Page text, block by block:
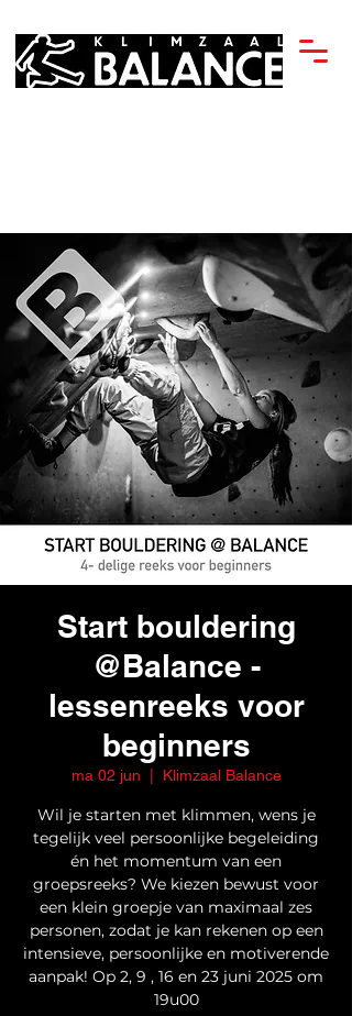
Start bouldering
@Balance -
lessenreeks voor
beginners
ma 02 jun Klimzaal Balance
Wil je starten met klimmen, wens je
tegelijk veel persoonlijke begeleiding
én het momentum van een
groepsreeks? We kiezen bewust voor
een klein groepje van maximaal zes
personen, zodat je kan rekenen op een
intensieve, persoonlijke en motiverende
aanpak! Op 2, 9 , 16 en 23 juni 2025 om
19u00